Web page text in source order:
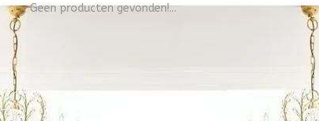
Geen producten gevonden!...